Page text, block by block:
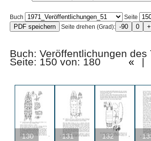
Buch Seite
Seite drehen (Grad):
Buch: Veröffentlichungen
Seite: 150 von: 180 « |
130 131 132